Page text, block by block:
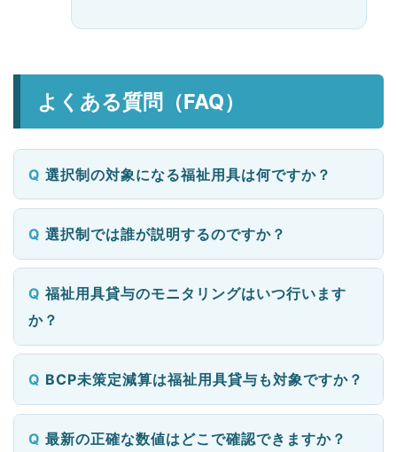
よくある質問（FAQ）
選択制の対象になる福祉用具は何ですか？
選択制では誰が説明するのですか？
福祉用具貸与のモニタリングはいつ行います
か？
BCP未策定減算は福祉用具貸与も対象ですか？
最新の正確な数値はどこで確認できますか？